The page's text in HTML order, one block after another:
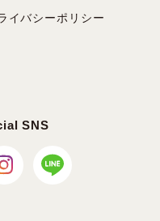
イバシーポリシー
SNS